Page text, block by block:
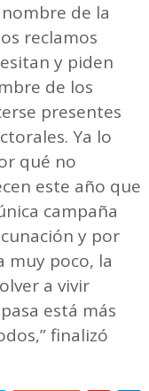
de la
reclamos
y piden
de los
presentes
Ya lo
qué no
este año que
campaña
y por
muy poco, la
a vivir
está más
finalizó